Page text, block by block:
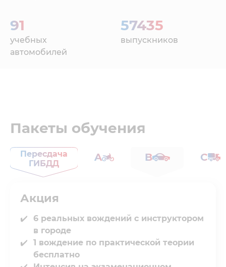
91
учебных
автомобилей
57435
выпускников
Пакеты обучения
Пересдача
ГИБДД
A B C
Акция
6 реальных вождений с инструктором
в городе⁣⁣
1 вождение по практической теории
бесплатно